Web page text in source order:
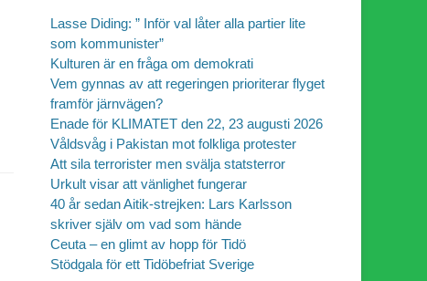
Lasse Diding: ” Inför val låter alla partier lite
som kommunister”
Kulturen är en fråga om demokrati
Vem gynnas av att regeringen prioriterar flyget
framför järnvägen?
Enade för KLIMATET den 22, 23 augusti 2026
Våldsvåg i Pakistan mot folkliga protester
Att sila terrorister men svälja statsterror
Urkult visar att vänlighet fungerar
40 år sedan Aitik-strejken: Lars Karlsson
skriver själv om vad som hände
Ceuta – en glimt av hopp för Tidö
Stödgala för ett Tidöbefriat Sverige